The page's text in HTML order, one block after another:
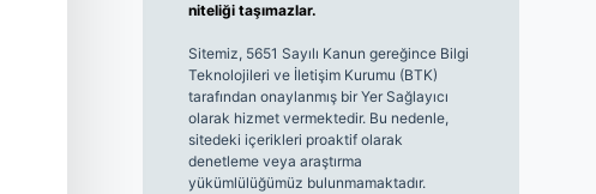
niteliği taşımazlar.
Sitemiz, 5651 Sayılı Kanun gereğince Bilgi
Teknolojileri ve İletişim Kurumu (BTK)
tarafından onaylanmış bir Yer Sağlayıcı
olarak hizmet vermektedir. Bu nedenle,
sitedeki içerikleri proaktif olarak
denetleme veya araştırma
yükümlülüğümüz bulunmamaktadır.